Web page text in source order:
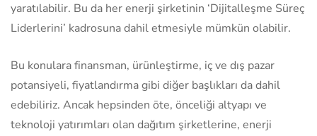
yaratılabilir. Bu da her enerji şirketinin ‘Dijitalleşme Süreç
Liderlerini’ kadrosuna dahil etmesiyle mümkün olabilir.
Bu konulara finansman, ürünleştirme, iç ve dış pazar
potansiyeli, fiyatlandırma gibi diğer başlıkları da dahil
edebiliriz. Ancak hepsinden öte, önceliği altyapı ve
teknoloji yatırımları olan dağıtım şirketlerine, enerji